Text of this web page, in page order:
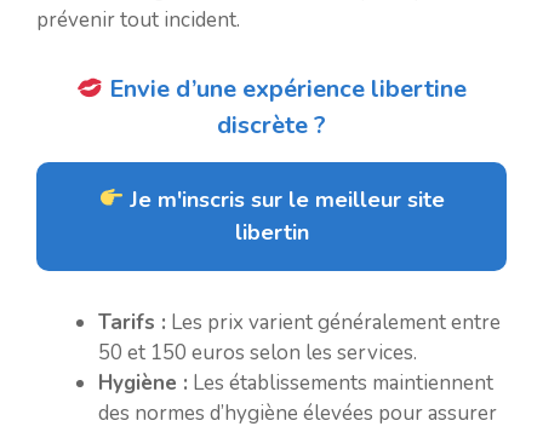
prévenir tout incident.
Envie d’une expérience libertine
discrète ?
Je m'inscris sur le meilleur site
libertin
Tarifs : Les prix varient généralement entre
50 et 150 euros selon les services.
Hygiène : Les établissements maintiennent
des normes d’hygiène élevées pour assurer